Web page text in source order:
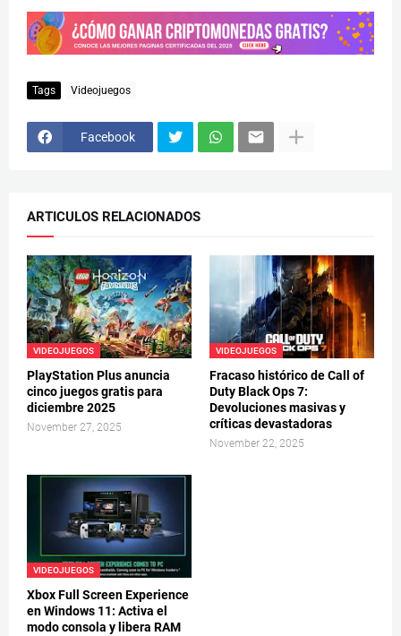
Tags Videojuegos
Facebook
ARTICULOS RELACIONADOS
VIDEOJUEGOS
PlayStation Plus anuncia
cinco juegos gratis para
diciembre 2025
November 27, 2025
VIDEOJUEGOS
Fracaso histórico de Call of
Duty Black Ops 7:
Devoluciones masivas y
críticas devastadoras
November 22, 2025
VIDEOJUEGOS
Xbox Full Screen Experience
en Windows 11: Activa el
modo consola y libera RAM